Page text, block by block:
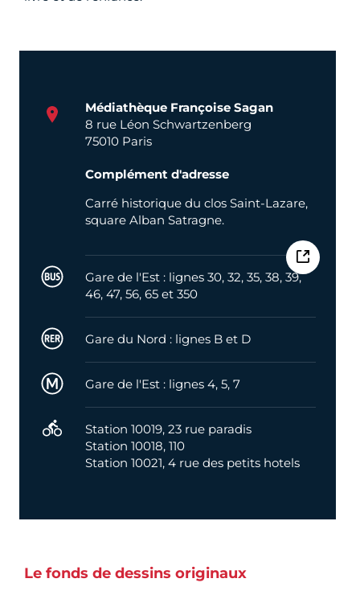
Médiathèque Françoise Sagan
8 rue Léon Schwartzenberg
75010 Paris
Complément d'adresse
Carré historique du clos Saint-Lazare,
square Alban Satragne.
Bus
Gare de l'Est : lignes 30, 32, 35, 38, 39,
46, 47, 56, 65 et 350
RER
Gare du Nord : lignes B et D
Métro
Gare de l'Est : lignes 4, 5, 7
Station 10019, 23 rue paradis
Station 10018, 110
Station 10021, 4 rue des petits hotels
Le fonds de dessins originaux